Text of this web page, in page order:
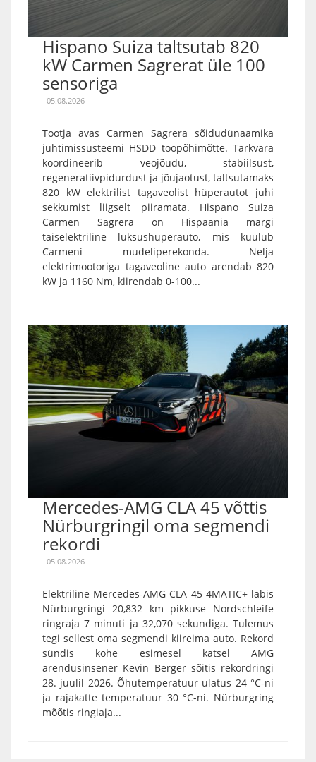
Hispano Suiza taltsutab 820
kW Carmen Sagrerat üle 100
sensoriga
05.08.2026
Tootja avas Carmen Sagrera sõidudünaamika
juhtimissüsteemi HSDD tööpõhimõtte. Tarkvara
koordineerib veojõudu, stabiilsust,
regeneratiivpidurdust ja jõujaotust, taltsutamaks
820 kW elektrilist tagaveolist hüperautot juhi
sekkumist liigselt piiramata. Hispano Suiza
Carmen Sagrera on Hispaania margi
täiselektriline luksushüperauto, mis kuulub
Carmeni mudeliperekonda. Nelja
elektrimootoriga tagaveoline auto arendab 820
kW ja 1160 Nm, kiirendab 0-100...
Mercedes-AMG CLA 45 võttis
Nürburgringil oma segmendi
rekordi
05.08.2026
Elektriline Mercedes-AMG CLA 45 4MATIC+ läbis
Nürburgringi 20,832 km pikkuse Nordschleife
ringraja 7 minuti ja 32,070 sekundiga. Tulemus
tegi sellest oma segmendi kiireima auto. Rekord
sündis kohe esimesel katsel AMG
arendusinsener Kevin Berger sõitis rekordringi
28. juulil 2026. Õhutemperatuur ulatus 24 °C-ni
ja rajakatte temperatuur 30 °C-ni. Nürburgring
mõõtis ringiaja...